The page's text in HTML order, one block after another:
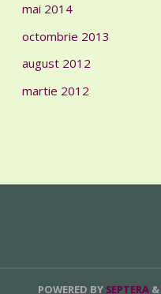
mai 2014
octombrie 2013
august 2012
martie 2012
POWERED BY SEPTERA &